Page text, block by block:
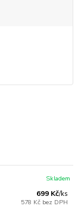
699 Kč/ks
578 Kč bez DPH
Skladem